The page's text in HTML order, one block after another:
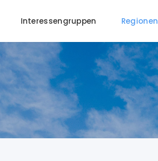
Interessengruppen Regionen